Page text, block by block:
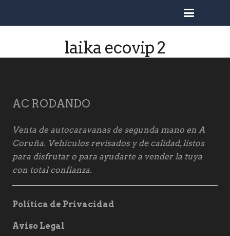
laika ecovip 2
AC RODANDO
Venta de autocaravanas de segunda mano en A
Coruña. Vehículos revisados y de calidad, listos
para disfrutar o para ayudarte a vender la tuya
con total confianza.
Política de Privacidad
Aviso Legal